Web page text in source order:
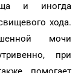
и иногда
хода.
мочи
при